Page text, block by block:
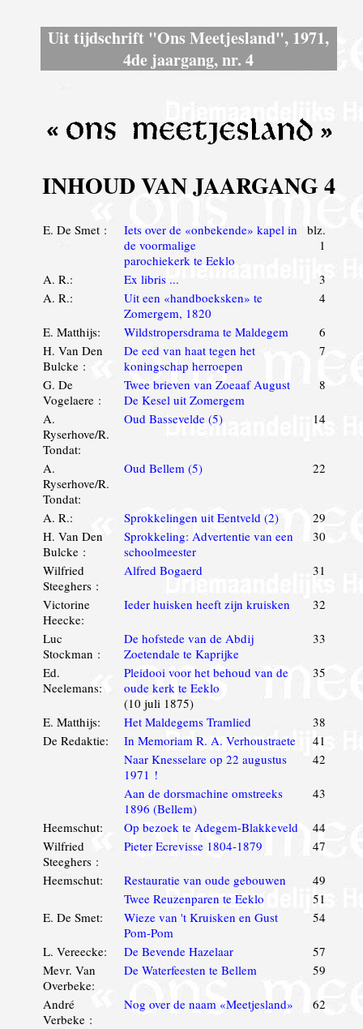
Uit tijdschrift "Ons Meetjesland", 1971,
4de jaargang, nr. 4
INHOUD VAN JAARGANG 4
E. De Smet :
Iets over de «onbekende» kapel in
de voormalige
parochiekerk te Eeklo
blz.
1
A. R.: Ex libris ...
3
A. R.:
Uit een «handboeksken» te
Zomergem, 1820
4
E. Matthijs: Wildstropersdrama te Maldegem
6
H. Van Den
Bulcke :
De eed van haat tegen het
koningschap herroepen
7
G. De
Vogelaere :
Twee brieven van Zoeaaf August
De Kesel uit Zomergem
8
A.
Ryserhove/R.
Tondat:
Oud Bassevelde (5) 14
A.
Ryserhove/R.
Tondat:
Oud Bellem (5) 22
A. R.: Sprokkelingen uit Eentveld (2)
29
H. Van Den
Bulcke :
Sprokkeling: Advertentie van een
schoolmeester
30
Wilfried
Steeghers :
Alfred Bogaerd 31
Victorine
Heecke:
Ieder huisken heeft zijn kruisken 32
Luc
Stockman :
De hofstede van de Abdij
Zoetendale te Kaprijke
33
Ed.
Neelemans:
Pleidooi voor het behoud van de
oude kerk te Eeklo
(10 juli 1875)
35
E. Matthijs: Het Maldegems Tramlied
38
De Redaktie:
In Memoriam R. A. Verhoustraete
41
Naar Knesselare op 22 augustus
1971 !
42
Aan de dorsmachine omstreeks
1896 (Bellem)
43
Heemschut: Op bezoek te Adegem-Blakkeveld
44
Wilfried
Steeghers :
Pieter Ecrevisse 1804-1879 47
Heemschut: Restauratie van oude gebouwen
49
Twee Reuzenparen te Eeklo
51
E. De Smet:
Wieze van 't Kruisken en Gust
Pom-Pom
54
L. Vereecke: De Bevende Hazelaar
57
Mevr. Van
Overbeke:
De Waterfeesten te Bellem 59
André
Verbeke :
Nog over de naam «Meetjesland» 62